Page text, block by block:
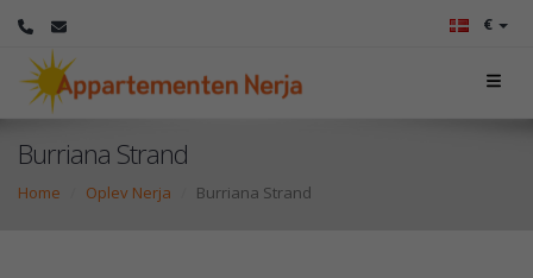
€
Burriana Strand
Home Oplev Nerja Burriana Strand